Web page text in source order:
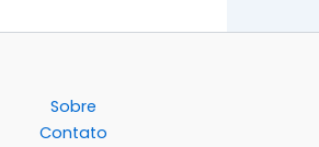
Sobre
Contato